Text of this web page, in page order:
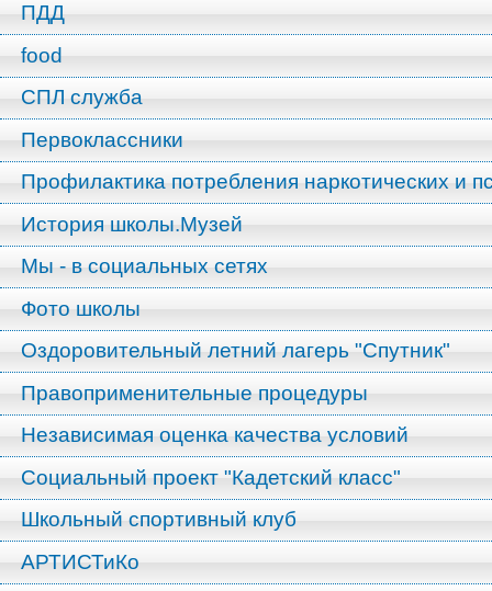
ПДД
food
СПЛ служба
Первоклассники
Профилактика потребления наркотических и
История школы.Музей
Мы - в социальных сетях
Фото школы
Оздоровительный летний лагерь "Спутник"
Правоприменительные процедуры
Независимая оценка качества условий
Социальный проект "Кадетский класс"
Школьный спортивный клуб
АРТИСТиКо